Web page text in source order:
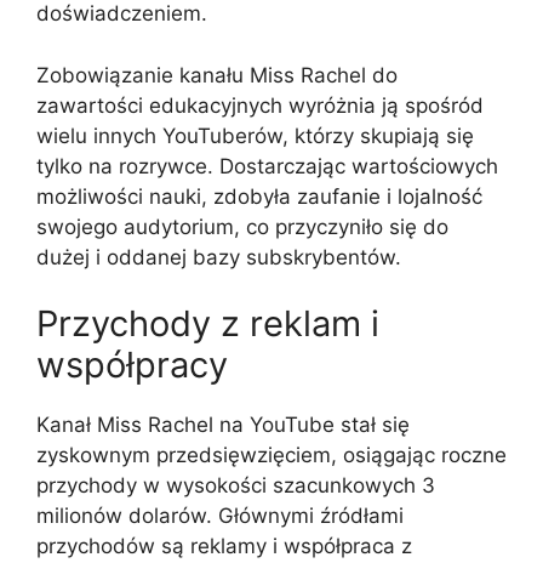
doświadczeniem.
Zobowiązanie kanału Miss Rachel do
zawartości edukacyjnych wyróżnia ją spośród
wielu innych YouTuberów, którzy skupiają się
tylko na rozrywce. Dostarczając wartościowych
możliwości nauki, zdobyła zaufanie i lojalność
swojego audytorium, co przyczyniło się do
dużej i oddanej bazy subskrybentów.
Przychody z reklam i
współpracy
Kanał Miss Rachel na YouTube stał się
zyskownym przedsięwzięciem, osiągając roczne
przychody w wysokości szacunkowych 3
milionów dolarów. Głównymi źródłami
przychodów są reklamy i współpraca z